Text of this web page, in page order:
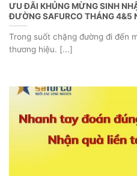
ƯU ĐÃI KHỦNG MỪNG SINH
ĐƯỜNG SAFURCO THÁNG 4&5
Trong suốt chặng đường đi đến
thương hiệu. [...]